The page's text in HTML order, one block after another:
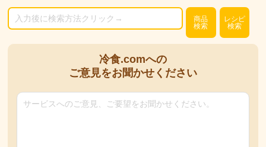
商品
検索
レシピ
検索
冷食.comへの
ご意見をお聞かせください